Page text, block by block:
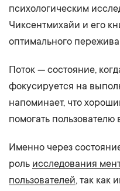
психологическим
Чиксентмихайи и его
оптимального
Поток — состояние,
фокусируется на
напоминает, что
помогать пользователю
Именно через
роль исследования
пользователей, так как